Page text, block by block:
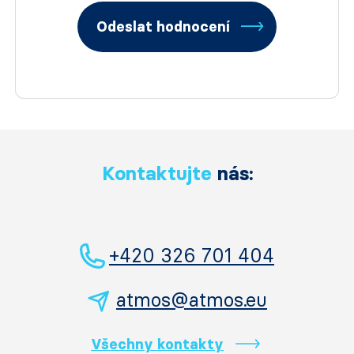
Odeslat hodnocení
Kontaktujte nás:
+420 326 701 404
atmos@atmos.eu
Všechny kontakty